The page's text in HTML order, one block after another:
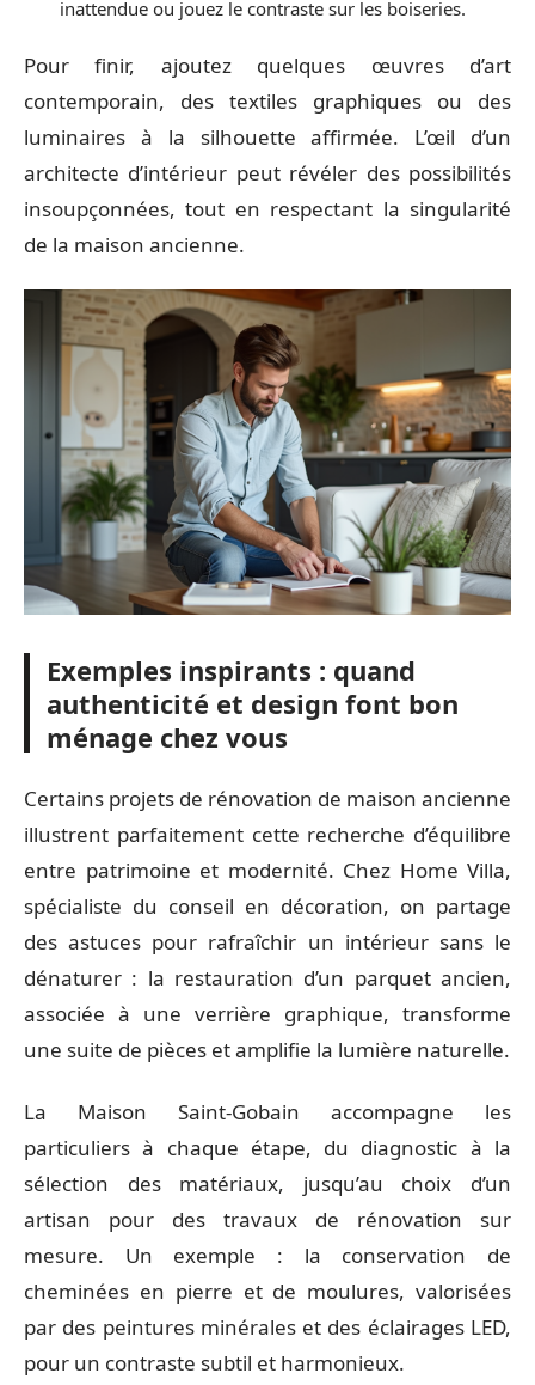
inattendue ou jouez le contraste sur les boiseries.
Pour finir, ajoutez quelques œuvres d’art
contemporain, des textiles graphiques ou des
luminaires à la silhouette affirmée. L’œil d’un
architecte d’intérieur peut révéler des possibilités
insoupçonnées, tout en respectant la singularité
de la maison ancienne.
Exemples inspirants : quand
authenticité et design font bon
ménage chez vous
Certains projets de rénovation de maison ancienne
illustrent parfaitement cette recherche d’équilibre
entre patrimoine et modernité. Chez Home Villa,
spécialiste du conseil en décoration, on partage
des astuces pour rafraîchir un intérieur sans le
dénaturer : la restauration d’un parquet ancien,
associée à une verrière graphique, transforme
une suite de pièces et amplifie la lumière naturelle.
La Maison Saint-Gobain accompagne les
particuliers à chaque étape, du diagnostic à la
sélection des matériaux, jusqu’au choix d’un
artisan pour des travaux de rénovation sur
mesure. Un exemple : la conservation de
cheminées en pierre et de moulures, valorisées
par des peintures minérales et des éclairages LED,
pour un contraste subtil et harmonieux.